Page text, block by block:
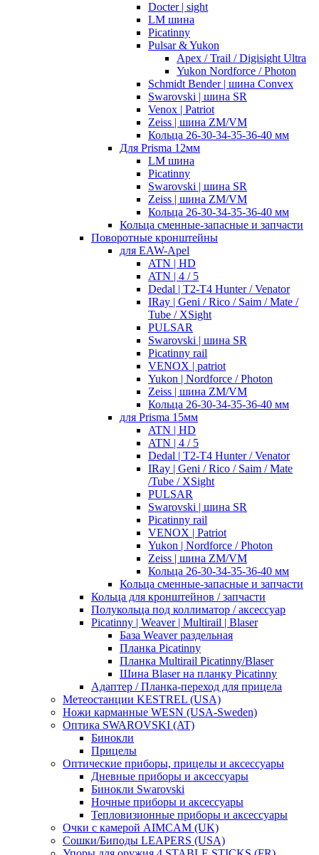
Docter | sight
LM шина
Picatinny
Pulsar & Yukon
Apex / Trail / Digisight Ultra
Yukon Nordforce / Photon
Schmidt Bender | шина Convex
Swarovski | шина SR
Venox | Patriot
Zeiss | шина ZM/VM
Кольца 26-30-34-35-36-40 мм
Для Prisma 12мм
LM шина
Picatinny
Swarovski | шина SR
Zeiss | шина ZM/VM
Кольца 26-30-34-35-36-40 мм
Кольца сменные-запасные и запчасти
Поворотные кронштейны
для EAW-Apel
ATN | HD
ATN | 4 / 5
Dedal | T2-T4 Hunter / Venator
IRay | Geni / Rico / Saim / Mate /
Tube / XSight
PULSAR
Swarovski | шина SR
Picatinny rail
VENOX | patriot
Yukon | Nordforce / Photon
Zeiss | шина ZM/VM
Кольца 26-30-34-35-36-40 мм
для Prisma 15мм
ATN | HD
ATN | 4 / 5
Dedal | T2-T4 Hunter / Venator
IRay | Geni / Rico / Saim / Mate
/Tube / XSight
PULSAR
Swarovski | шина SR
Picatinny rail
VENOX | Patriot
Yukon | Nordforce / Photon
Zeiss | шина ZM/VM
Кольца 26-30-34-35-36-40 мм
Кольца сменные-запасные и запчасти
Кольца для кронштейнов / запчасти
Полукольца под коллиматор / аксессуар
Picatinny | Weaver | Multirail | Blaser
База Weaver раздельная
Планка Picatinny
Планка Multirail Picatinny/Blaser
Шина Blaser на планку Picatinny
Адаптер / Планка-переход для прицела
Метеостанции KESTREL (USA)
Ножи карманные WESN (USA-Sweden)
Оптика SWAROVSKI (AT)
Бинокли
Прицелы
Оптические приборы, прицелы и аксессуары
Дневные приборы и аксессуары
Бинокли Swarovski
Ночные приборы и аксессуары
Тепловизионные приборы и аксессуары
Очки с камерой AIMCAM (UK)
Сошки/Биподы LEAPERS (USA)